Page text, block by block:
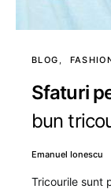
BLOG
Sfaturi
bun
Emanuel Ionescu
Tricourile sunt